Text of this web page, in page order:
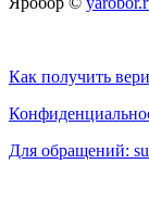
Как получить
Для обращений: